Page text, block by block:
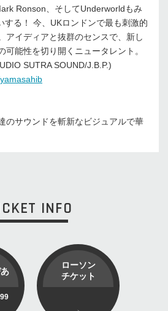
Ronson、そしてUnderworldもみ
する！ 今、UKロンドンで最も刺激的
アイディアと抜群のセンスで、新し
可能性を切り開くニュータレント。
SUTRA SOUND/J.B.P.)
のサウンドを斬新なビジュアルで華
INFO
ローソン
チケット